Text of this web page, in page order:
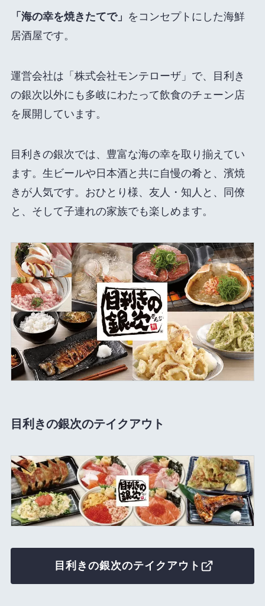
「海の幸を焼きたてで」 をコンセプトにした海鮮
居酒屋です。
運営会社は「株式会社モンテローザ」で、目利き
の銀次以外にも多岐にわたって飲食のチェーン店
を展開しています。
目利きの銀次では、豊富な海の幸を取り揃えてい
ます。生ビールや日本酒と共に自慢の肴と、濱焼
きが人気です。おひとり様、友人・知人と、同僚
と、そして子連れの家族でも楽しめます。
目利きの銀次のテイクアウト
目利きの銀次のテイクアウト